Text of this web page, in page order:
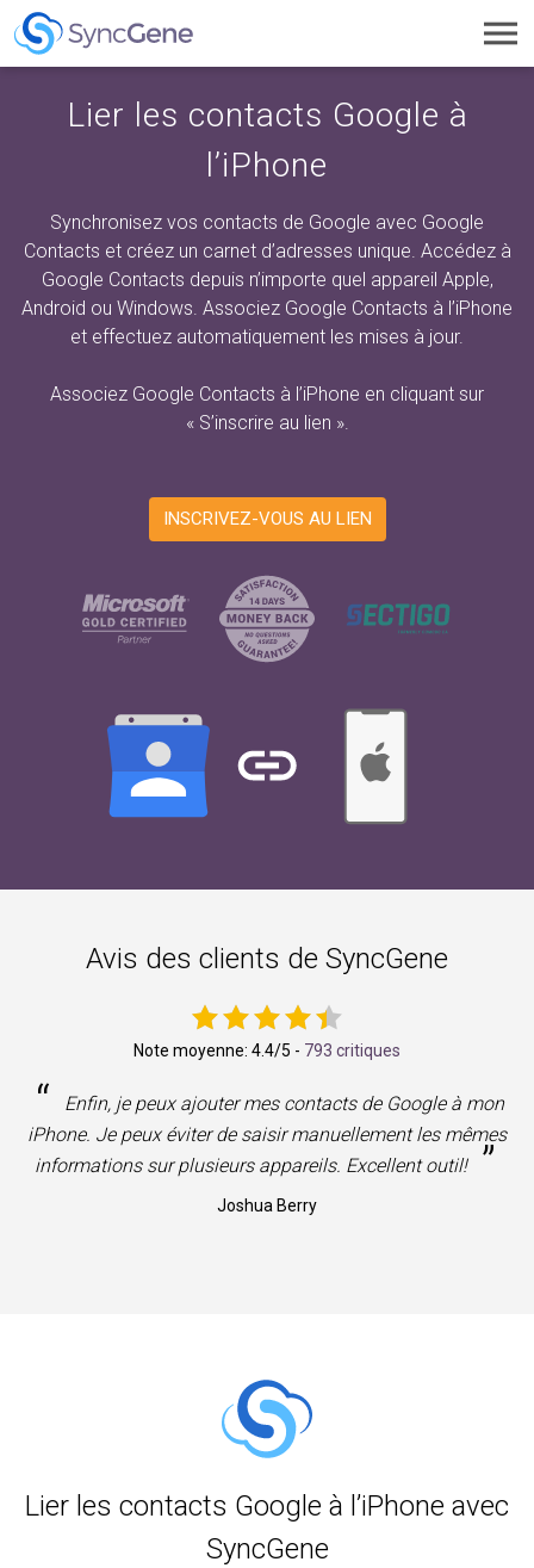
Lier les contacts Google à
l’iPhone
Synchronisez vos contacts de Google avec Google
Contacts et créez un carnet d’adresses unique. Accédez à
Google Contacts depuis n’importe quel appareil Apple,
Android ou Windows. Associez Google Contacts à l’iPhone
et effectuez automatiquement les mises à jour.
Associez Google Contacts à l’iPhone en cliquant sur
« S’inscrire au lien ».
INSCRIVEZ-VOUS AU LIEN
Avis des clients de SyncGene
Note moyenne: 4.4/5 - 793 critiques
“
Enfin, je peux ajouter mes contacts de Google à mon
iPhone. Je peux éviter de saisir manuellement les mêmes
informations sur plusieurs appareils. Excellent outil!
”
Joshua Berry
Lier les contacts Google à l’iPhone avec
SyncGene